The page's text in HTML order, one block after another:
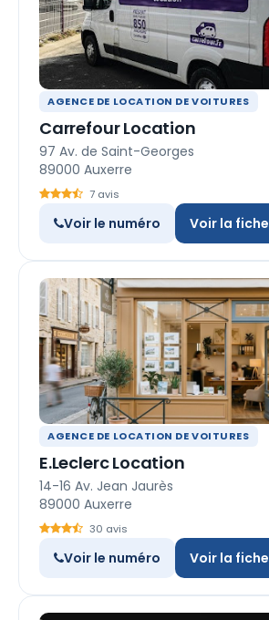
AGENCE DE LOCATION DE VOITURES
Carrefour Location
97 Av. de Saint-Georges
89000 Auxerre
7 avis
Voir le numéro Voir la fiche
AGENCE DE LOCATION DE VOITURES
E.Leclerc Location
14-16 Av. Jean Jaurès
89000 Auxerre
30 avis
Voir le numéro Voir la fiche